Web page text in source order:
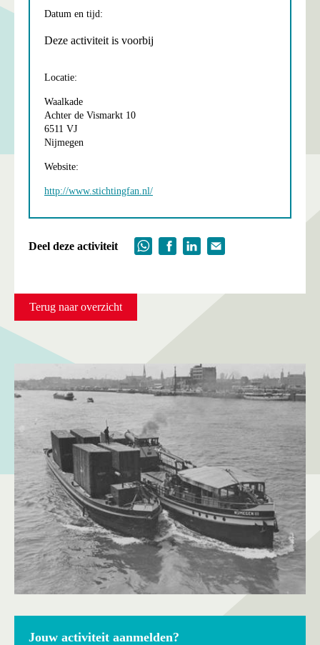
Datum en tijd:
Deze activiteit is voorbij
Locatie:
Waalkade
Achter de Vismarkt 10
6511 VJ
Nijmegen
Website:
http://www.stichtingfan.nl/
Deel deze activiteit
Terug naar overzicht
Jouw activiteit aanmelden?